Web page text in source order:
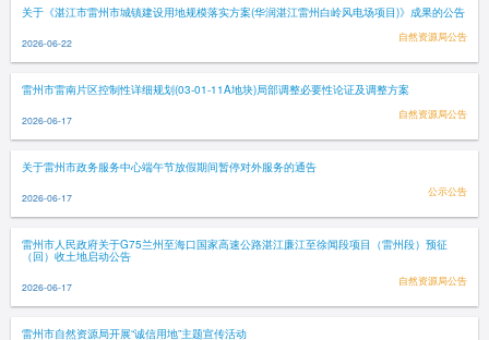
关于《湛江市雷州市城镇建设用地规模落实方案(华润湛江雷州白岭风电场项目)》成果的公告
2026-06-22 自然资源局公告
雷州市雷南片区控制性详细规划(03-01-11A地块)局部调整必要性论证及调整方案
2026-06-17 自然资源局公告
关于雷州市政务服务中心端午节放假期间暂停对外服务的通告
2026-06-17 公示公告
雷州市人民政府关于G75兰州至海口国家高速公路湛江廉江至徐闻段项目（雷州段）预征
（回）收土地启动公告
2026-06-17 自然资源局公告
雷州市自然资源局开展“诚信用地”主题宣传活动